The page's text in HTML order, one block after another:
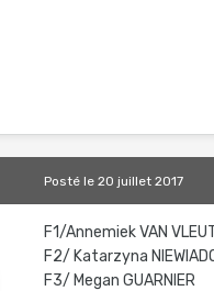
Postéle 20 juillet 2017
F1/Annemiek VAN
F2/ Katarzyna
F3/ Megan GUARNIER